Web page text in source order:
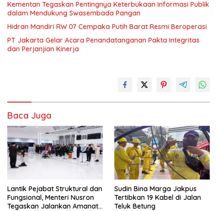
Kementan Tegaskan Pentingnya Keterbukaan Informasi Publik
dalam Mendukung Swasembada Pangan
Hidran Mandiri RW 07 Cempaka Putih Barat Resmi Beroperasi
PT Jakarta Gelar Acara Penandatanganan Pakta Integritas
dan Perjanjian Kinerja
Baca Juga
Lantik Pejabat Struktural dan
Fungsional, Menteri Nusron
Tegaskan Jalankan Amanat
Sudin Bina Marga Jakpus
Tertibkan 19 Kabel di Jalan
Teluk Betung